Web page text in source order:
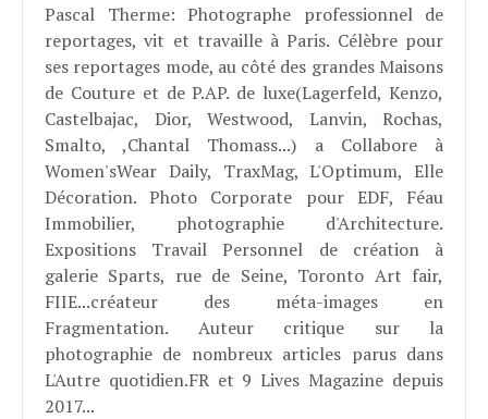
Pascal Therme: Photographe professionnel de
reportages, vit et travaille à Paris. Célèbre pour
ses reportages mode, au côté des grandes Maisons
de Couture et de P.AP. de luxe(Lagerfeld, Kenzo,
Castelbajac, Dior, Westwood, Lanvin, Rochas,
Smalto, ,Chantal Thomass...) a Collabore à
Women'sWear Daily, TraxMag, L'Optimum, Elle
Décoration. Photo Corporate pour EDF, Féau
Immobilier, photographie d'Architecture.
Expositions Travail Personnel de création à
galerie Sparts, rue de Seine, Toronto Art fair,
FIIE...créateur des méta-images en
Fragmentation. Auteur critique sur la
photographie de nombreux articles parus dans
L'Autre quotidien.FR et 9 Lives Magazine depuis
2017...